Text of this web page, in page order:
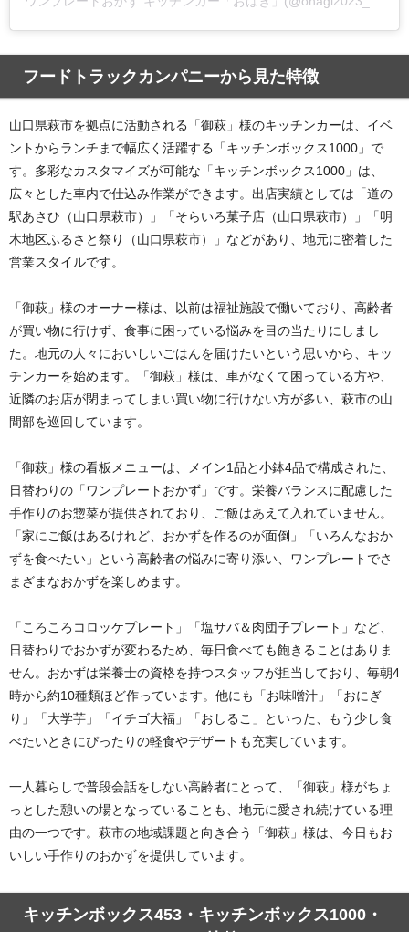
フードトラックカンパニーから見た特徴
山口県萩市を拠点に活動される「御萩」様のキッチンカーは、イベ
ントからランチまで幅広く活躍する「キッチンボックス1000」で
す。多彩なカスタマイズが可能な「キッチンボックス1000」は、
広々とした車内で仕込み作業ができます。 出店実績としては「道の
駅あさひ（山口県萩市）」「そらいろ菓子店（山口県萩市）」「明
木地区ふるさと祭り（山口県萩市）」などがあり、地元に密着した
営業スタイルです。
「御萩」様のオーナー様は、以前は福祉施設で働いており、高齢者
が買い物に行けず、食事に困っている悩みを目の当たりにしまし
た。地元の人々においしいごはんを届けたいという思いから、キッ
チンカーを始めます。
「御萩」様は、車がなくて困っている方や、
近隣のお店が閉まってしまい買い物に行けない方が多い、萩市の山
間部を巡回しています。
「御萩」様の看板メニューは、メイン1品と小鉢4品で構成された、
日替わりの「ワンプレートおかず」です。栄養バランスに配慮した
手作りのお惣菜が提供されており、ご飯はあえて入れていません。
「家にご飯はあるけれど、おかずを作るのが面倒」「いろんなおか
ずを食べたい」という高齢者の悩みに寄り添い、ワンプレートでさ
まざまなおかずを楽しめます。
「ころころコロッケプレート」「塩サバ＆肉団子プレート」など、
日替わりでおかずが変わるため、毎日食べても飽きることはありま
せん。おかずは栄養士の資格を持つスタッフが担当しており、毎朝4
時から約10種類ほど作っています。他にも「お味噌汁」「おにぎ
り」「大学芋」「イチゴ大福」「おしるこ」といった、もう少し食
べたいときにぴったりの軽食やデザートも充実しています。
一人暮らしで普段会話をしない高齢者にとって、「御萩」様がちょ
っとした憩いの場となっていることも、地元に愛され続けている理
由の一つです。萩市の地域課題と向き合う「御萩」様は、今日もお
いしい手作りのおかずを提供しています。
キッチンボックス453・キッチンボックス1000・